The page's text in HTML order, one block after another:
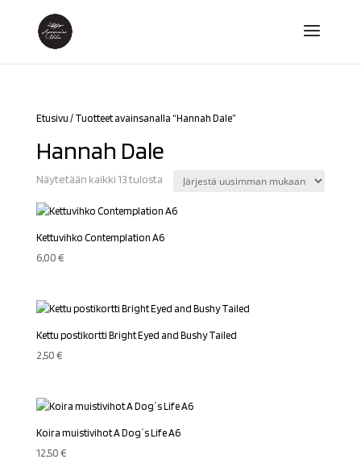
Etusivu / Tuotteet avainsanalla “Hannah Dale”
Hannah Dale
Näytetään kaikki 13 tulostaSorted
latest
Kettuvihko Contemplation A6
6,00€
Kettu postikortti Bright Eyed and Bushy Tailed
2,50€
Koira muistivihot A Dog´s Life A6
12,50€